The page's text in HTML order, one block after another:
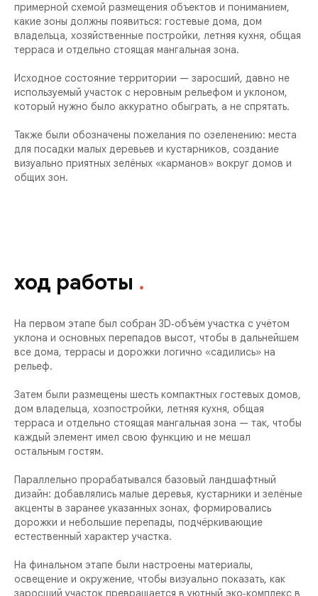
примерной схемой размещения объектов и пониманием,
какие зоны должны появиться: гостевые дома, дом
владельца, хозяйственные постройки, летняя кухня, общая
терраса и отдельно стоящая мангальная зона.
Исходное состояние территории — заросший, давно не
используемый участок с неровным рельефом и уклоном,
который нужно было аккуратно обыграть, а не спрятать.
Также были обозначены пожелания по озеленению: места
для посадки малых деревьев и кустарников, создание
визуально приятных зелёных «карманов» вокруг домов и
общих зон.
ход работы .
На первом этапе был собран 3D‑объём участка с учётом
уклона и основных перепадов высот, чтобы в дальнейшем
все дома, террасы и дорожки логично «садились» на
рельеф.
Затем были размещены шесть компактных гостевых домов,
дом владельца, хозпостройки, летняя кухня, общая
терраса и отдельно стоящая мангальная зона — так, чтобы
каждый элемент имел свою функцию и не мешал
остальным гостям.
Параллельно прорабатывался базовый ландшафтный
дизайн: добавлялись малые деревья, кустарники и зелёные
акценты в заранее указанных зонах, формировались
дорожки и небольшие перепады, подчёркивающие
естественный характер участка.
На финальном этапе были настроены материалы,
освещение и окружение, чтобы визуально показать, как
заросший участок превращается в уютный эко‑комплекс в